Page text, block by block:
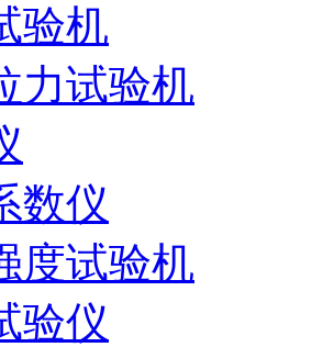
验机
力试验机
数仪
度试验机
验仪